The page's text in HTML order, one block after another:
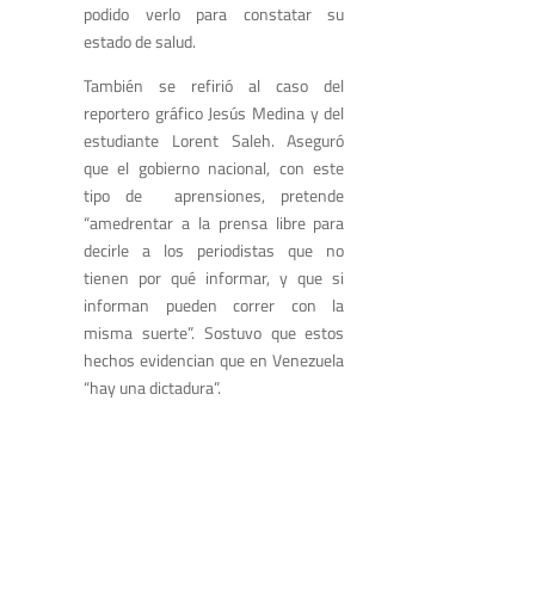
podido verlo para constatar su
estado de salud.
También se refirió al caso del
reportero gráfico Jesús Medina y del
estudiante Lorent Saleh. Aseguró
que el gobierno nacional, con este
tipo de aprensiones, pretende
“amedrentar a la prensa libre para
decirle a los periodistas que no
tienen por qué informar, y que si
informan pueden correr con la
misma suerte”. Sostuvo que estos
hechos evidencian que en Venezuela
“hay una dictadura”.